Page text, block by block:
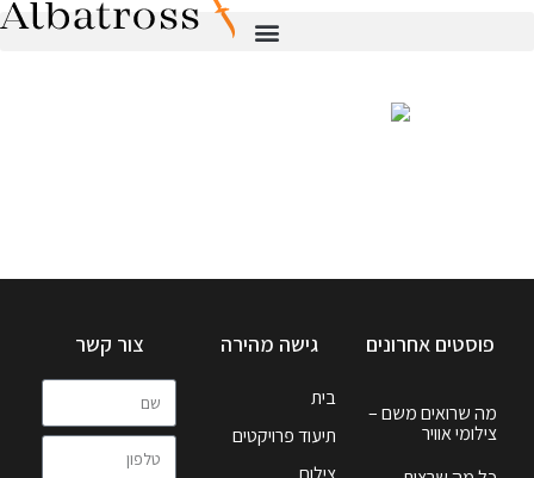
פוסטים אחרונים
מה שרואים משם –
צילומי אוויר
גישה מהירה
בית
תיעוד פרויקטים
צור קשר